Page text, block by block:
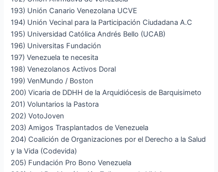
193) Unión Canario Venezolana UCVE
194) Unión Vecinal para la Participación Ciudadana A.C
195) Universidad Católica Andrés Bello (UCAB)
196) Universitas Fundación
197) Venezuela te necesita
198) Venezolanos Activos Doral
199) VenMundo / Boston
200) Vicaria de DDHH de la Arquidiócesis de Barquisimeto
201) Voluntarios la Pastora
202) VotoJoven
203) Amigos Trasplantados de Venezuela
204) Coalición de Organizaciones por el Derecho a la Salud
y la Vida (Codevida)
205) Fundación Pro Bono Venezuela